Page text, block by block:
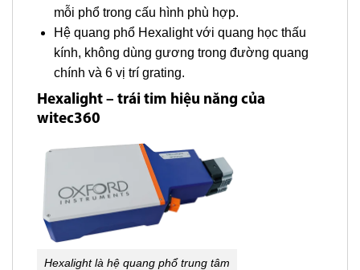
mỗi phổ trong cấu hình phù hợp.
Hệ quang phổ Hexalight với quang học thấu
kính, không dùng gương trong đường quang
chính và 6 vị trí grating.
Hexalight – trái tim hiệu năng của
witec360
Hexalight là hệ quang phổ trung tâm